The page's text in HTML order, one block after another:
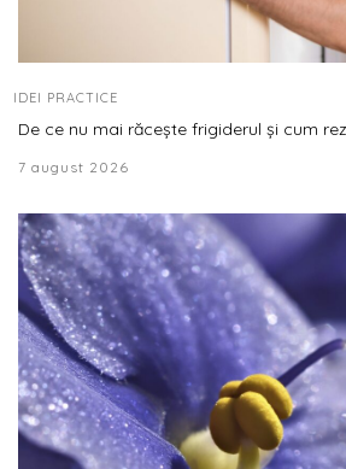
IDEI PRACTICE
De ce nu mai răcește frigiderul și cum
7 august 2026